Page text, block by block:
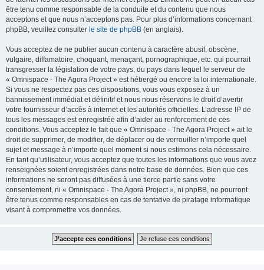
être tenu comme responsable de la conduite et du contenu que nous
acceptons et que nous n’acceptons pas. Pour plus d’informations concernant
phpBB, veuillez consulter le site de phpBB (en anglais).
Vous acceptez de ne publier aucun contenu à caractère abusif, obscène,
vulgaire, diffamatoire, choquant, menaçant, pornographique, etc. qui pourrait
transgresser la législation de votre pays, du pays dans lequel le serveur de
« Omnispace - The Agora Project » est hébergé ou encore la loi internationale.
Si vous ne respectez pas ces dispositions, vous vous exposez à un
bannissement immédiat et définitif et nous nous réservons le droit d’avertir
votre fournisseur d’accès à internet et les autorités officielles. L’adresse IP de
tous les messages est enregistrée afin d’aider au renforcement de ces
conditions. Vous acceptez le fait que « Omnispace - The Agora Project » ait le
droit de supprimer, de modifier, de déplacer ou de verrouiller n’importe quel
sujet et message à n’importe quel moment si nous estimons cela nécessaire.
En tant qu’utilisateur, vous acceptez que toutes les informations que vous avez
renseignées soient enregistrées dans notre base de données. Bien que ces
informations ne seront pas diffusées à une tierce partie sans votre
consentement, ni « Omnispace - The Agora Project », ni phpBB, ne pourront
être tenus comme responsables en cas de tentative de piratage informatique
visant à compromettre vos données.